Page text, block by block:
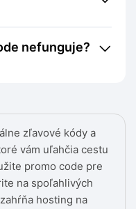
zľavové kódy a
vám uľahčia cestu
promo code pre
na spoľahlivých
hosting na
nefunguje?